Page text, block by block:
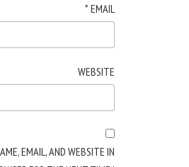
EMAIL
*
WEBSITE
EMAIL, AND WEBSITE IN